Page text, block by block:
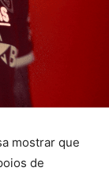
mostrar que
de